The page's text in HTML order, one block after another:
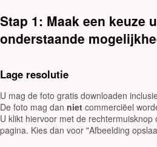
Stap 1: Maak een keuze
onderstaande
Lage resolutie
U mag de foto gratis downloaden
De foto mag dan niet commerciëel
U klikt hiervoor met de
pagina. Kies dan voor "Afbeelding